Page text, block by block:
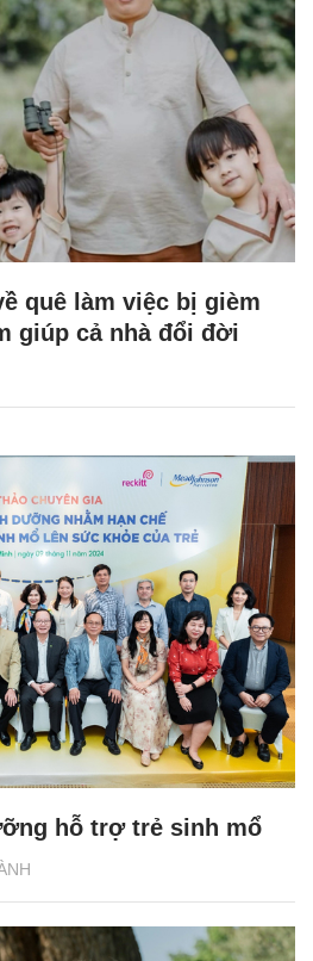
quê làm việc bị gièm
giúp cả nhà đổi đời
hỗ trợ trẻ sinh mổ